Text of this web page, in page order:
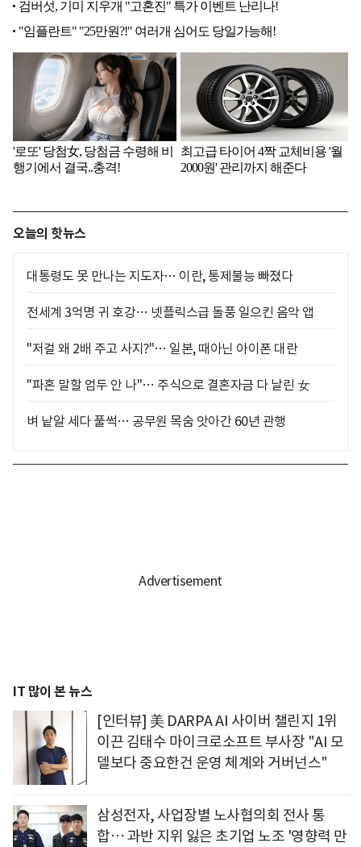
오늘의 핫뉴스
대통령도 못 만나는 지도자… 이란, 통제불능 빠졌다
전세계 3억명 귀 호강… 넷플릭스급 돌풍 일으킨 음악 앱
"저걸 왜 2배 주고 사지?"… 일본, 때아닌 아이폰 대란
"파혼 말할 엄두 안 나"… 주식으로 결혼자금 다 날린 女
벼 낱알 세다 풀썩… 공무원 목숨 앗아간 60년 관행
IT 많이 본 뉴스
[인터뷰] 美 DARPA AI 사이버 챌린지 1위
이끈 김태수 마이크로소프트 부사장 "AI 모
델보다 중요한건 운영 체계와 거버넌스"
삼성전자, 사업장별 노사협의회 전사 통
합… 과반 지위 잃은 초기업 노조 '영향력 만